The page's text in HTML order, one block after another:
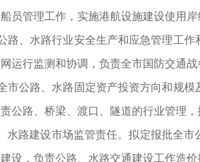
员管理工作，实施港航设施建设使用
、水路行业安全生产和应急管理工作
运行监测和协调，负责全市国防交通战
公路、水路固定资产投资方向和规模
公路、桥梁、渡口、隧道的行业管理
路建设市场监管责任。拟定报批全市
设，负责公路、水路交通建设工作造